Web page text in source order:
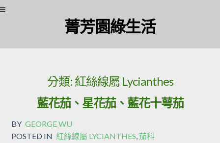
Skip to navigation菁芳園綠生活
分類: 紅絲線屬 Lycianthes
藍花茄、星花茄、藍花十萼茄
BY GEORGE WU
POSTED IN 紅絲線屬 LYCIANTHES, 茄科